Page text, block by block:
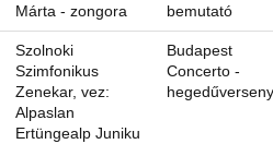
Márta - zongora
bemutató
Szolnoki
Szimfonikus
Zenekar, vez:
Alpaslan
Ertüngealp Juniku
Budapest
Concerto -
hegedűverseny